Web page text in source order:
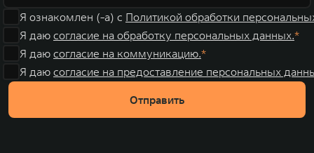
Я ознакомлен (-а) с Политикой обработки
Я даю согласие на обработку персональных данных.
Я даю согласие на коммуникацию.
Я даю согласие на предоставление персональных
Отправить